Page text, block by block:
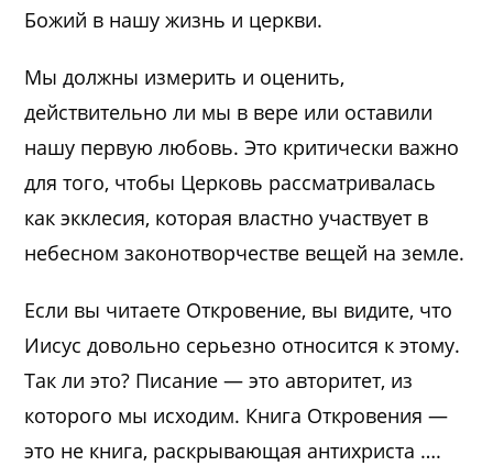
Божий в нашу жизнь и церкви.
Мы должны измерить и оценить,
действительно ли мы в вере или оставили
нашу первую любовь. Это критически важно
для того, чтобы Церковь рассматривалась
как экклесия, которая властно участвует в
небесном законотворчестве вещей на земле.
Если вы читаете Откровение, вы видите, что
Иисус довольно серьезно относится к этому.
Так ли это? Писание — это авторитет, из
которого мы исходим. Книга Откровения —
это не книга, раскрывающая антихриста ….